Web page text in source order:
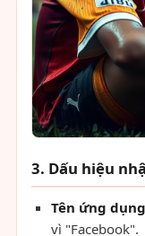
3. Dấu hiệu
Tên ứng
vì "Facebook".